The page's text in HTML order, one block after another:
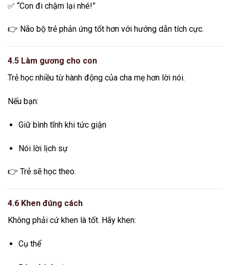
✅ “Con đi chậm lại nhé!”
👉 Não bộ trẻ phản ứng tốt hơn với hướng dẫn tích cực.
4.5 Làm gương cho con
Trẻ học nhiều từ hành động của cha mẹ hơn lời nói.
Nếu bạn:
Giữ bình tĩnh khi tức giận
Nói lời lịch sự
👉 Trẻ sẽ học theo.
4.6 Khen đúng cách
Không phải cứ khen là tốt. Hãy khen:
Cụ thể